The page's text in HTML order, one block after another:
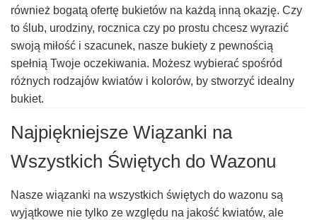
również bogatą ofertę bukietów na każdą inną okazję. Czy
to ślub, urodziny, rocznica czy po prostu chcesz wyrazić
swoją miłość i szacunek, nasze bukiety z pewnością
spełnią Twoje oczekiwania. Możesz wybierać spośród
różnych rodzajów kwiatów i kolorów, by stworzyć idealny
bukiet.
Najpiękniejsze Wiązanki na
Wszystkich Świętych do Wazonu
Nasze wiązanki na wszystkich świętych do wazonu są
wyjątkowe nie tylko ze względu na jakość kwiatów, ale